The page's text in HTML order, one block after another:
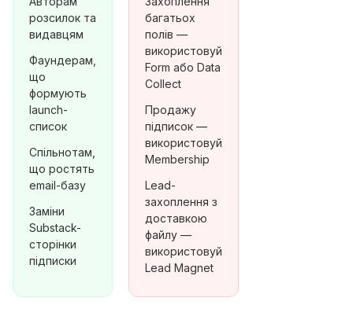
розсилок та
видавцям
Фаундерам,
що
формують
launch-
список
Спільнотам,
що ростять
email-базу
Заміни
Substack-
сторінки
підписки
багатьох
полів —
використовуй
Form або Data
Collect
Продажу
підписок —
використовуй
Membership
Lead-
захоплення з
доставкою
файлу —
використовуй
Lead Magnet